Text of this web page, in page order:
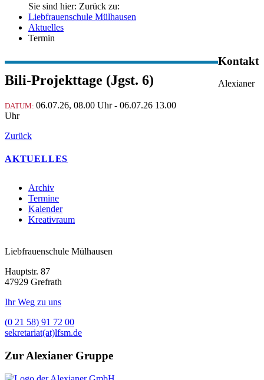
Sie sind hier: Zurück zu:
Liebfrauenschule Mülhausen
Aktuelles
Termin
Bili-Projekttage (Jgst. 6)
DATUM: 06.07.26, 08.00 Uhr- 06.07.26 13.00
Uhr
Zurück
AKTUELLES
Archiv
Termine
Kalender
Kreativraum
Kontakt
Alexianer
Liebfrauenschule Mülhausen
Hauptstr. 87
47929 Grefrath
Ihr Weg zu uns
(0 21 58) 91 72 00
sekretariat(at)lfsm.de
Zur Alexianer Gruppe